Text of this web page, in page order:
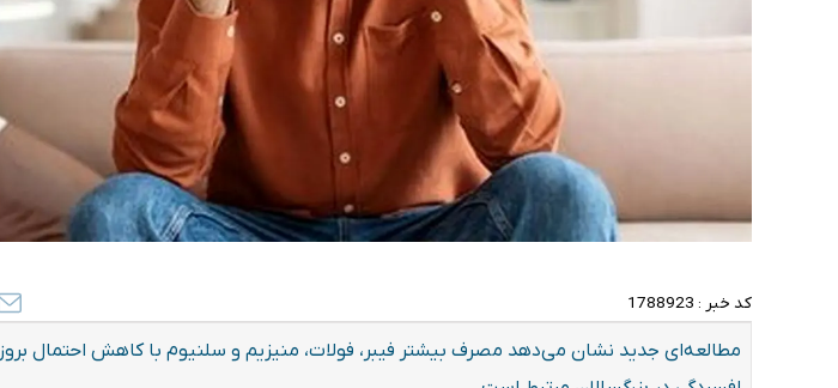
کد خبر : 1788923
مطالعه‌ای جدید نشان می‌دهد مصرف بیشتر فیبر، فولات، منیزیم و سلنیوم با کاهش احتمال بروز